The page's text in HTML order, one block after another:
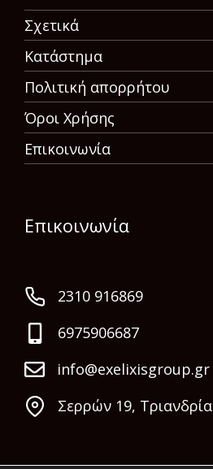
Σχετικά
Κατάστημα
Πολιτική απορρήτου
Όροι Χρήσης
Επικοινωνία
Επικοινωνία
2310 916869
6975906687
info@exelixisgroup.gr
Σερρών 19, Τριανδρία